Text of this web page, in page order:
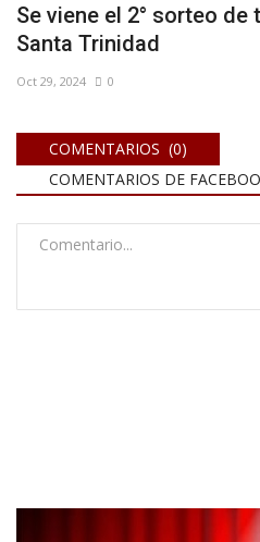
Se viene el 2° sorteo de
Santa Trinidad
Oct 29, 2024 0
COMENTARIOS (0)
COMENTARIOS DE